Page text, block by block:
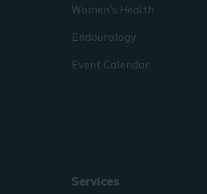
Women's Health
Endourology
Event Calendar
Services